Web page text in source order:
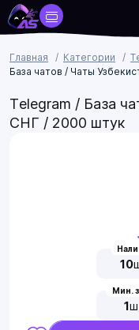
Главная Категории
База чатов / Чаты
Telegram / База
СНГ / 2000 штук
10
Мин.
1